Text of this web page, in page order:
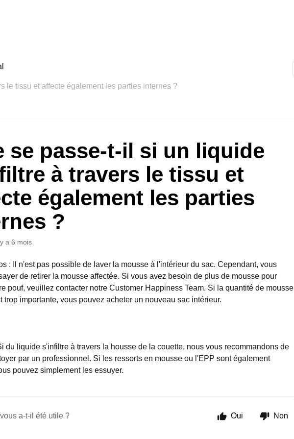
le tissu et affecte également les parties internes ?
se passe-t-il si un liquide
à travers le tissu et
également les parties
?
a 6 mois
: Il n'est pas possible de laver la mousse à l'intérieur du sac. Cependant, vous
de retirer la mousse affectée. Si vous avez besoin de plus de mousse pour
pouf, veuillez contacter notre Customer Happiness Team. Si la quantité de mousse
trop importante, vous pouvez acheter un nouveau sac intérieur.
du liquide s'infiltre à travers la housse de la couette, nous vous recommandons de
par un professionnel. Si les ressorts en mousse ou l'EPP sont également
pouvez simplement les essuyer.
a-t-il été utile ? Oui Non